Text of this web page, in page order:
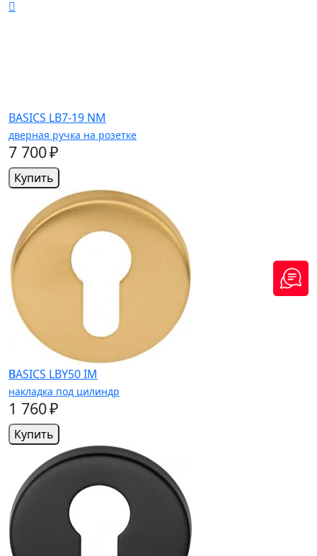
BASICS LB7-19 NM
дверная ручка на розетке
7 700 ₽
Купить
BASICS LBY50 IM
накладка под цилиндр
1 760 ₽
Купить